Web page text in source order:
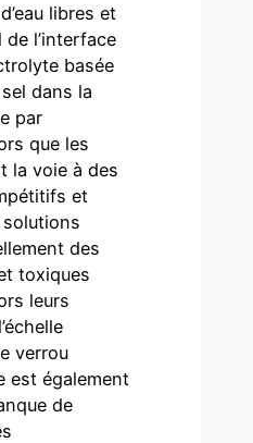
libres et
l’interface
basée
dans la
par
que les
la voie à des
et
des
toxiques
leurs
verrou
est également
de